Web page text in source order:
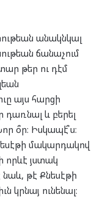
անակնկալ
ճանաչում
թեր ու դէմ
այս հարցի
և բերել
օ՞ր։ Իսկապէ՞ս։
մակարդակով
յստակ
նաև, թէ Քնեսէթի
կրնայ ունենալ։